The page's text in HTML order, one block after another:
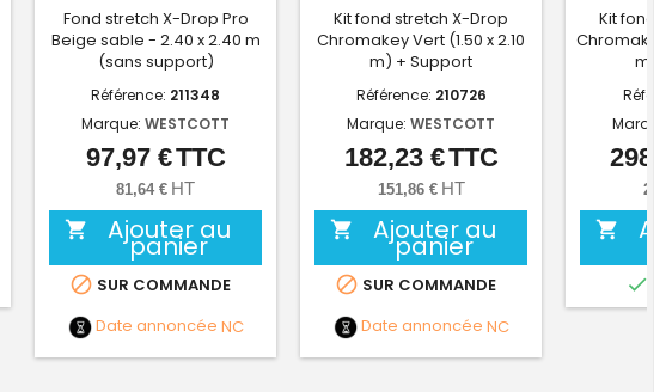
Fond stretch X-Drop Pro
Beige sable - 2.40 x 2.40 m
(sans support)
Référence: 211348
Marque: WESTCOTT
Prix
97,97 €TTC
81,64 € HT
 Ajouter au
panier
 SUR COMMANDE
Date annoncée NC
Kit fond stretch X-Drop
Chromakey Vert (1.50 x 2.10
m) + Support
Référence: 210726
Marque: WESTCOTT
Prix
182,23 €TTC
151,86 € HT
 Ajouter au
panier
 SUR COMMANDE
Date annoncée NC
Kit fond
Chromakey
m)

